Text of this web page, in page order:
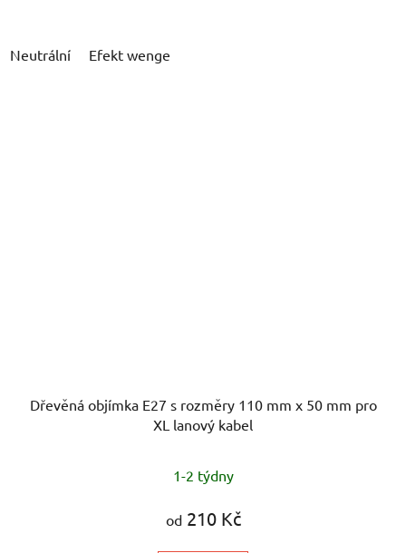
Neutrální Efekt wenge
Dřevěná objímka E27 s rozměry 110 mm x 50 mm pro
XL lanový kabel
1-2 týdny
od210 Kč